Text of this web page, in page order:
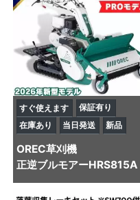
すぐ使えます
保証有り
在庫あり
当日発送 新品
OREC草刈機
正逆ブルモアーHRS815A